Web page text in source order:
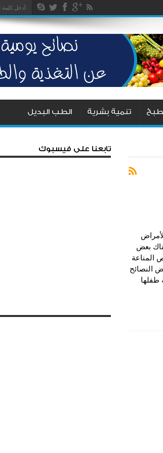
تنمية بشرية الطب البديل
بعض
المناعة
النصائح
طفلها
تابعنا على فيسبوك